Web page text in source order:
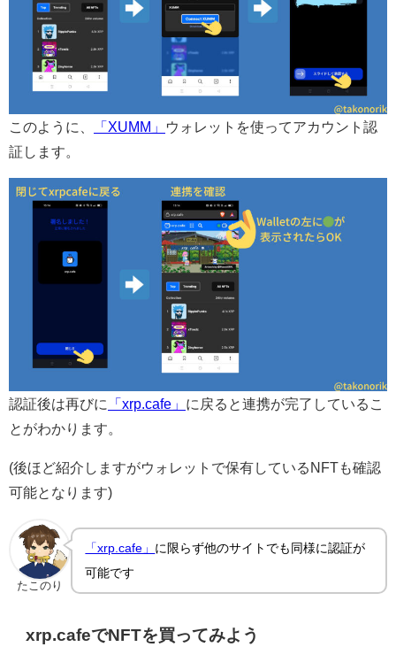
このように、 「XUMM」
ウォレットを使ってアカウント認
証します。
認証後は再びに 「xrp.cafe」 に戻ると連携が完了しているこ
とがわかります。
(後ほど紹介しますがウォレットで保有しているNFTも確認
可能となります)
たこのり
「xrp.cafe」 に限らず他のサイトでも同様に認証が
可能です
xrp.cafeでNFTを買ってみよう